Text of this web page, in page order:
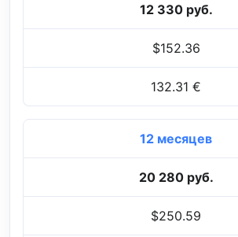
12 330 руб.
$152.36
132.31 €
12 месяцев
20 280 руб.
$250.59